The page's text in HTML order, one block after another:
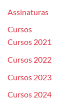
Assinaturas
Cursos
Cursos 2021
Cursos 2022
Cursos 2023
Cursos 2024